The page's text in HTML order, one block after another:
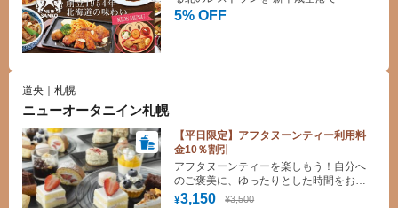
5% OFF
道央｜札幌
ニューオータニイン札幌
【平日限定】アフタヌーンティー利用料
金10％割引
¥3,150 ¥3,500
アフタヌーンティーを楽しもう！自分へ
のご褒美に、ゆったりとした時間をお過
ごしください！